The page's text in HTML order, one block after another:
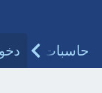
حاسبات طبية